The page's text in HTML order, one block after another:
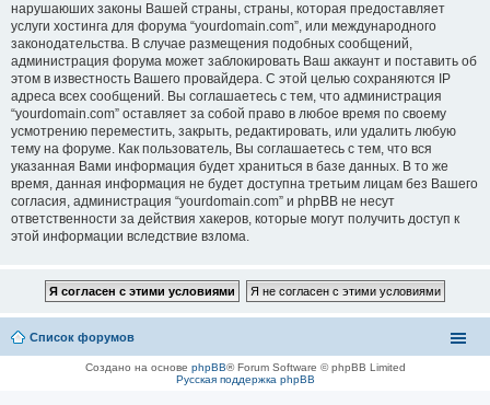
нарушаюших законы Вашей страны, страны, которая предоставляет
услуги хостинга для форума “yourdomain.com”, или международного
законодательства. В случае размещения подобных сообщений,
администрация форума может заблокировать Ваш аккаунт и поставить об
этом в известность Вашего провайдера. С этой целью сохраняются IP
адреса всех сообщений. Вы соглашаетесь с тем, что администрация
“yourdomain.com” оставляет за собой право в любое время по своему
усмотрению переместить, закрыть, редактировать, или удалить любую
тему на форуме. Как пользователь, Вы соглашаетесь с тем, что вся
указанная Вами информация будет храниться в базе данных. В то же
время, данная информация не будет доступна третьим лицам без Вашего
согласия, администрация “yourdomain.com” и phpBB не несут
ответственности за действия хакеров, которые могут получить доступ к
этой информации вследствие взлома.
Список форумов
Создано на основе phpBB® Forum Software © phpBB Limited
Русская поддержка phpBB